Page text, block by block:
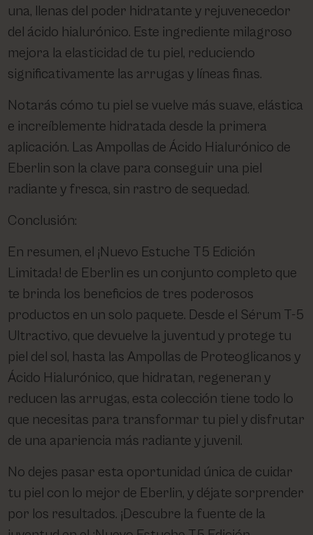
una, llenas del poder hidratante y rejuvenecedor
del ácido hialurónico. Este ingrediente milagroso
mejora la elasticidad de tu piel, reduciendo
significativamente las arrugas y líneas finas.
Notarás cómo tu piel se vuelve más suave, elástica
e increíblemente hidratada desde la primera
aplicación. Las Ampollas de Ácido Hialurónico de
Eberlin son la clave para conseguir una piel
radiante y fresca, sin rastro de sequedad.
Conclusión:
En resumen, el ¡Nuevo Estuche T5 Edición
Limitada! de Eberlin es un conjunto completo que
te brinda los beneficios de tres poderosos
productos en un solo paquete. Desde el Sérum T-5
Ultractivo, que devuelve la juventud y protege tu
piel del sol, hasta las Ampollas de Proteoglicanos y
Ácido Hialurónico, que hidratan, regeneran y
reducen las arrugas, esta colección tiene todo lo
que necesitas para transformar tu piel y disfrutar
de una apariencia más radiante y juvenil.
No dejes pasar esta oportunidad única de cuidar
tu piel con lo mejor de Eberlin, y déjate sorprender
por los resultados. ¡Descubre la fuente de la